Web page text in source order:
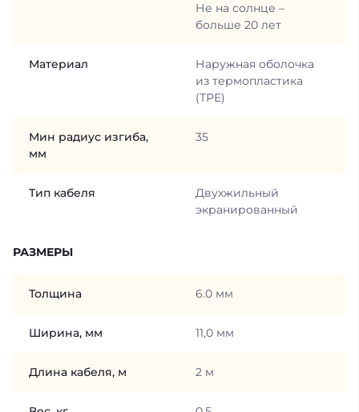
Не на солнце –
больше 20 лет
Материал
Наружная оболочка
из термопластика
(ТРE)
Мин радиус изгиба,
мм
35
Тип кабеля
Двухжильный
экранированный
РАЗМЕРЫ
Толщина 6.0 мм
Ширина, мм 11,0 мм
Длина кабеля, м 2 м